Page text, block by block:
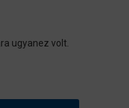
ugyanez volt.